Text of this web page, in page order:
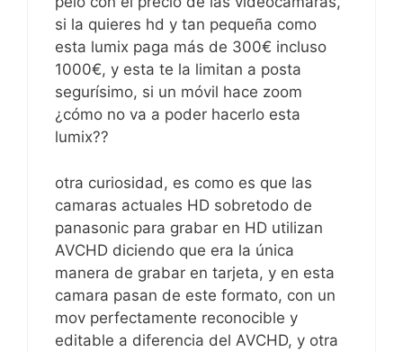
si la quieres hd y tan pequeña como
esta lumix paga más de 300€ incluso
1000€, y esta te la limitan a posta
segurísimo, si un móvil hace zoom
¿cómo no va a poder hacerlo esta
lumix??
otra curiosidad, es como es que las
camaras actuales HD sobretodo de
panasonic para grabar en HD utilizan
AVCHD diciendo que era la única
manera de grabar en tarjeta, y en esta
camara pasan de este formato, con un
mov perfectamente reconocible y
editable a diferencia del AVCHD, y otra